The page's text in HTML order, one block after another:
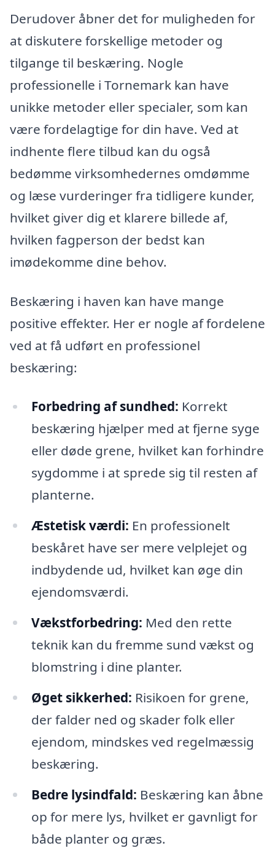
Derudover åbner det for muligheden for
at diskutere forskellige metoder og
tilgange til beskæring. Nogle
professionelle i Tornemark kan have
unikke metoder eller specialer, som kan
være fordelagtige for din have. Ved at
indhente flere tilbud kan du også
bedømme virksomhedernes omdømme
og læse vurderinger fra tidligere kunder,
hvilket giver dig et klarere billede af,
hvilken fagperson der bedst kan
imødekomme dine behov.
Beskæring i haven kan have mange
positive effekter. Her er nogle af fordelene
ved at få udført en professionel
beskæring:
Forbedring af sundhed: Korrekt
beskæring hjælper med at fjerne syge
eller døde grene, hvilket kan forhindre
sygdomme i at sprede sig til resten af
planterne.
Æstetisk værdi: En professionelt
beskåret have ser mere velplejet og
indbydende ud, hvilket kan øge din
ejendomsværdi.
Vækstforbedring: Med den rette
teknik kan du fremme sund vækst og
blomstring i dine planter.
Øget sikkerhed: Risikoen for grene,
der falder ned og skader folk eller
ejendom, mindskes ved regelmæssig
beskæring.
Bedre lysindfald: Beskæring kan åbne
op for mere lys, hvilket er gavnligt for
både planter og græs.